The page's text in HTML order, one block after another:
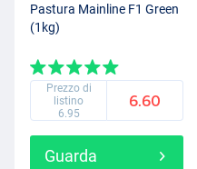
Pastura Mainline F1 Green
(1kg)
Prezzo di
listino
6.95
6.60
Guarda